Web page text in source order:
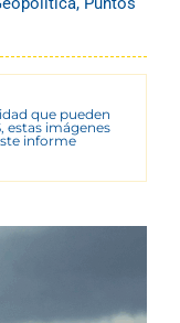
que pueden
estas imágenes
informe